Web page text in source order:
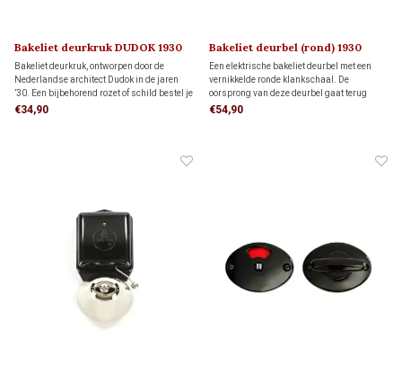
Bakeliet deurkruk DUDOK 1930
Bakeliet deurkruk, ontworpen door de
Nederlandse architect Dudok in de jaren
’30. Een bijbehorend rozet of schild bestel je
hieronder apart bij ‘Gerelateerde
€34,90
Bakeliet deurbel (rond) 1930
Een elektrische bakeliet deurbel met een
vernikkelde ronde klankschaal. De
oorsprong van deze deurbel gaat terug
naar de jaren '30 van de vorige eeuw en is
€54,90